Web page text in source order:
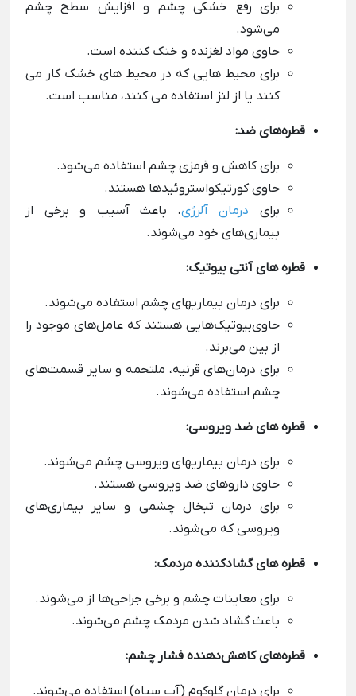
برای رفع خشکی چشم و افزایش سطح چشم
می‌شود.
حاوی مواد لغزنده و خنک کننده است.
برای محیط هایی که در محیط های خشک کار می
کنند یا از لنز استفاده می کنند، مناسب است.
قطره‌های ضد:
برای کاهش و قرمزی چشم استفاده می‌شود.
حاوی کورتیکواستروئیدها هستند.
برای درمان آلرژی، باعث آسیب و برخی از
بیماری‌های خود می‌شوند.
قطره های آنتی بیوتیک:
برای درمان بیماریهای چشم استفاده می‌شوند.
حاوی‌بیوتیک‌هایی هستند که عامل‌های موجود را
از بین می‌برند.
برای درمان‌های قرنیه، ملتحمه و سایر قسمت‌های
چشم استفاده می‌شوند.
قطره های ضد ویروسی:
برای درمان بیماریهای ویروسی چشم می‌شوند.
حاوی داروهای ضد ویروسی هستند.
برای درمان تبخال چشمی و سایر بیماری‌های
ویروسی که می‌شوند.
قطره های گشادکننده مردمک:
برای معاینات چشم و برخی جراحی‌ها از می‌شوند.
باعث گشاد شدن مردمک چشم می‌شوند.
قطره‌های کاهش‌دهنده فشار چشم:
برای درمان گلوکوم (آب سیاه) استفاده می‌شوند.